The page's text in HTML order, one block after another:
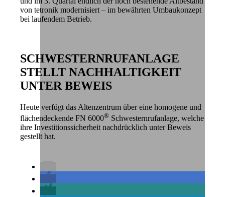
von tetronik modernisiert – im bewährten Umbaukonzept
bei laufendem Betrieb.
SCHWESTERNRUFANLAGE
STELLT NACHHALTIGKEIT
UNTER BEWEIS
Heute verfügt das Altenzentrum über eine homogene und
flächendeckende FN 6000® Schwesternrufanlage, welche
ihre Investitionssicherheit nachdrücklich unter Beweis
gestellt hat.